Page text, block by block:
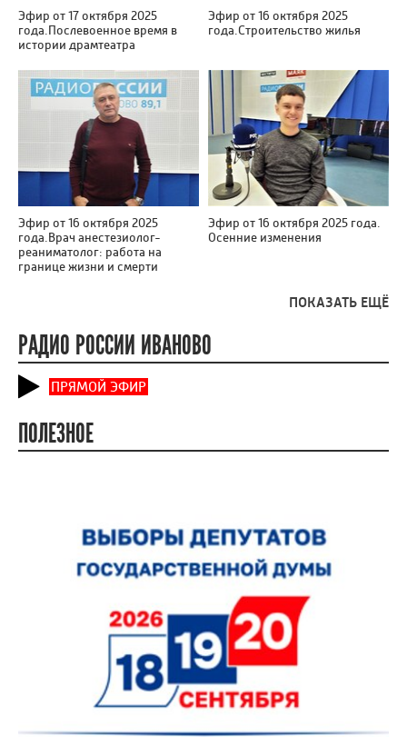
Эфир от 17 октября 2025
года.Послевоенное время в
истории драмтеатра
Эфир от 16 октября 2025
года.Строительство жилья
Эфир от 16 октября 2025
года.Врач анестезиолог-
реаниматолог: работа на
границе жизни и смерти
Эфир от 16 октября 2025 года.
Осенние изменения
ПОКАЗАТЬ ЕЩЁ
РАДИО РОССИИ ИВАНОВО
ПРЯМОЙ ЭФИР
ПОЛЕЗНОЕ